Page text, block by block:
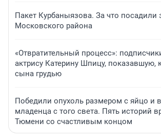
Пакет Курбаныязова. За что посадили
Московского района
«Отвратительный процесс»:
актрису Катерину Шпицу, показавшую,
сына грудью
Победили опухоль размером с яйцо и
младенца с того света. Пять историй
Тюмени со счастливым концом